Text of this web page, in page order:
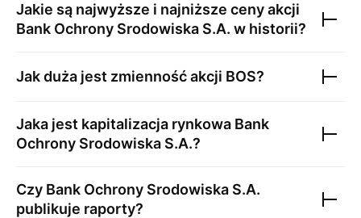
Jakie są najwyższe i najniższe ceny akcji
Bank Ochrony Srodowiska S.A. w historii?
Jak duża jest zmienność akcji BOS?
Jaka jest kapitalizacja rynkowa Bank
Ochrony Srodowiska S.A.?
Czy Bank Ochrony Srodowiska S.A.
publikuje raporty?